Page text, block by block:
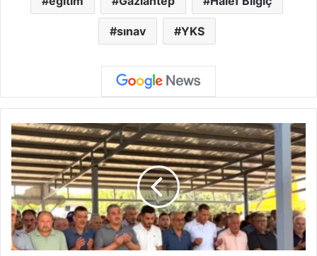
sınav YKS
S
ı
n
a
v
a
G
i
d